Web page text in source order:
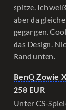
spitze. Ich
aber da
gegangen.
das Design.
Rand unten.
BenQ Zowie
258 EUR
Unter CS-